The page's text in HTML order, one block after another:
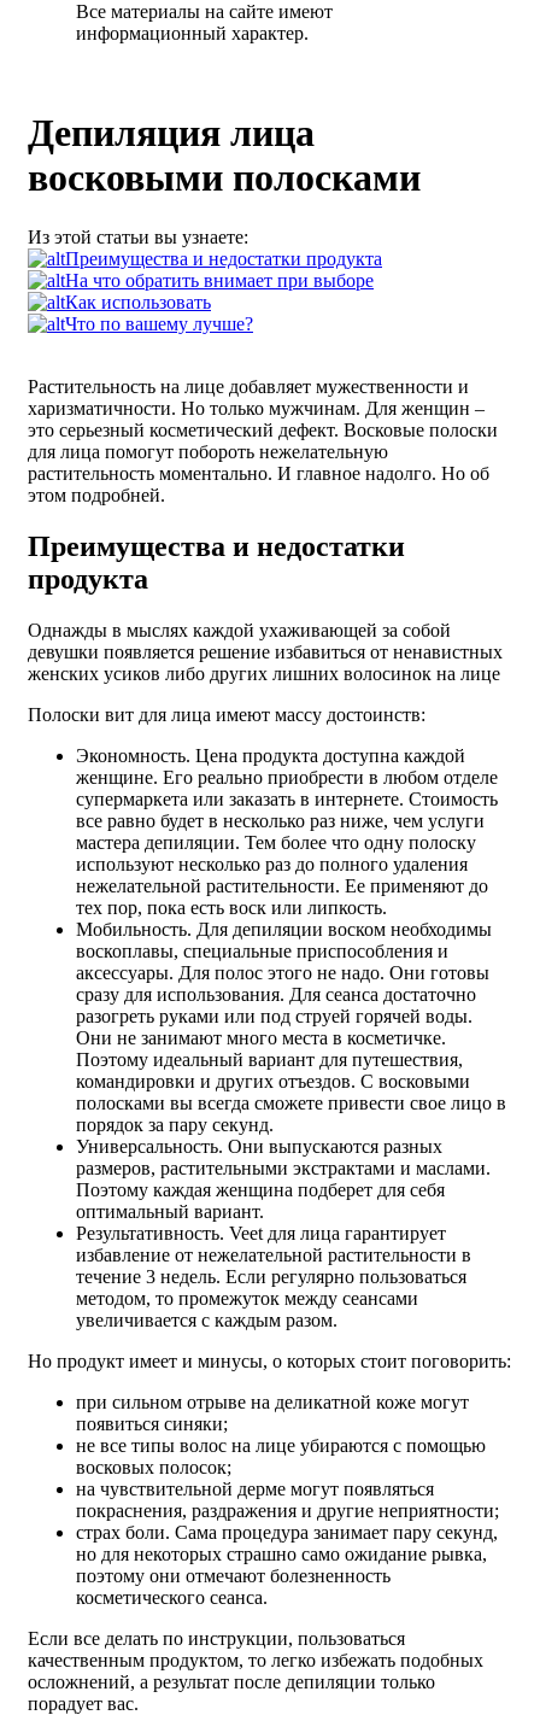
Все материалы на сайте имеют
информационный характер.
Депиляция лица
восковыми полосками
Из этой статьи вы узнаете:
Преимущества и недостатки продукта
На что обратить внимает при выборе
Как использовать
Что по вашему лучше?
Растительность на лице добавляет мужественности и
харизматичности. Но только мужчинам. Для женщин –
это серьезный косметический дефект. Восковые полоски
для лица помогут побороть нежелательную
растительность моментально. И главное надолго. Но об
этом подробней.
Преимущества и недостатки
продукта
Однажды в мыслях каждой ухаживающей за собой
девушки появляется решение избавиться от ненавистных
женских усиков либо других лишних волосинок на лице
Полоски вит для лица имеют массу достоинств:
Экономность. Цена продукта доступна каждой
женщине. Его реально приобрести в любом отделе
супермаркета или заказать в интернете. Стоимость
все равно будет в несколько раз ниже, чем услуги
мастера депиляции. Тем более что одну полоску
используют несколько раз до полного удаления
нежелательной растительности. Ее применяют до
тех пор, пока есть воск или липкость.
Мобильность. Для депиляции воском необходимы
воскоплавы, специальные приспособления и
аксессуары. Для полос этого не надо. Они готовы
сразу для использования. Для сеанса достаточно
разогреть руками или под струей горячей воды.
Они не занимают много места в косметичке.
Поэтому идеальный вариант для путешествия,
командировки и других отъездов. С восковыми
полосками вы всегда сможете привести свое лицо в
порядок за пару секунд.
Универсальность. Они выпускаются разных
размеров, растительными экстрактами и маслами.
Поэтому каждая женщина подберет для себя
оптимальный вариант.
Результативность. Veet для лица гарантирует
избавление от нежелательной растительности в
течение 3 недель. Если регулярно пользоваться
методом, то промежуток между сеансами
увеличивается с каждым разом.
Но продукт имеет и минусы, о которых стоит поговорить:
при сильном отрыве на деликатной коже могут
появиться синяки;
не все типы волос на лице убираются с помощью
восковых полосок;
на чувствительной дерме могут появляться
покраснения, раздражения и другие неприятности;
страх боли. Сама процедура занимает пару секунд,
но для некоторых страшно само ожидание рывка,
поэтому они отмечают болезненность
косметического сеанса.
Если все делать по инструкции, пользоваться
качественным продуктом, то легко избежать подобных
осложнений, а результат после депиляции только
порадует вас.